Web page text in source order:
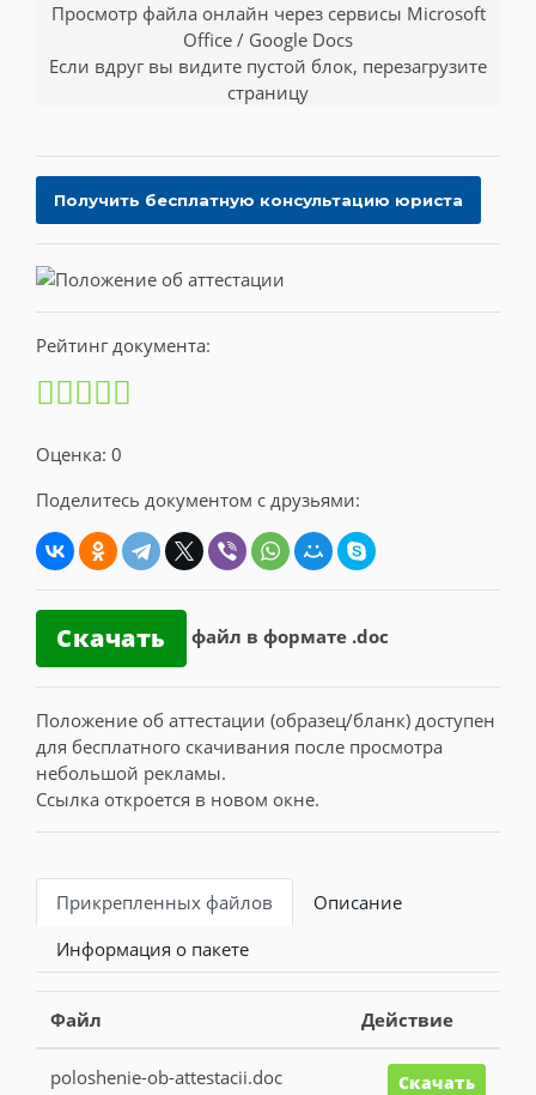
Просмотр файла онлайн через сервисы Microsoft
Office / Google Docs
Если вдруг вы видите пустой блок, перезагрузите
страницу
Рейтинг документа:
Оценка: 0
Поделитесь документом с друзьями:
Скачать файл в формате .doc
Положение об аттестации (образец/бланк) доступен
для бесплатного скачивания после просмотра
небольшой рекламы.
Ссылка откроется в новом окне.
Прикрепленных файлов
Описание
Информация о пакете
Файл Действие
poloshenie-ob-attestacii.doc Скачать